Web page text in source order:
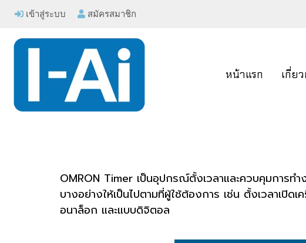
เข้าสู่ระบบ สมัครสมาชิก
หน้าแรก เกี่ย
OMRON Timer เป็นอุปกรณ์ตั้งเวลาและควบคุมการทำ
บางอย่างให้เป็นไปตามที่ผู้ใช้ต้องการ เช่น ตั้งเวลาเ
อนาล็อก และแบบดิจิตอล